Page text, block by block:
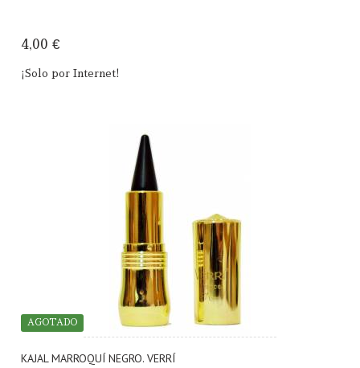
4,00 €
¡Solo por Internet!
KAJAL MARROQUÍ NEGRO. VERRÍ
AGOTADO